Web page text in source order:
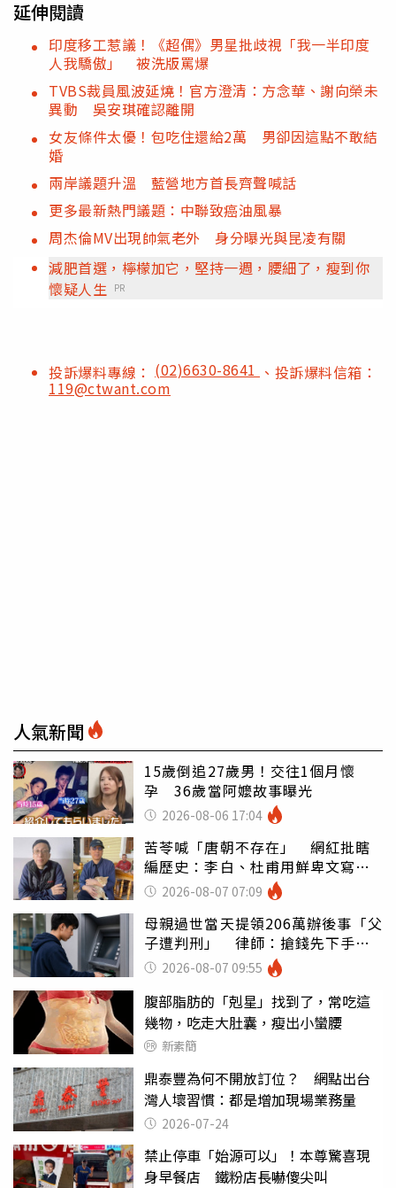
延伸閱讀
印度移工惹議！《超偶》男星批歧視「我一半印度
人我驕傲」 被洗版罵爆
TVBS裁員風波延燒！官方澄清：方念華、謝向榮未
異動 吳安琪確認離開
女友條件太優！包吃住還給2萬 男卻因這點不敢結
婚
兩岸議題升溫 藍營地方首長齊聲喊話
更多最新熱門議題：中聯致癌油風暴
周杰倫MV出現帥氣老外 身分曝光與昆凌有關
減肥首選，檸檬加它，堅持一週，腰細了，瘦到你
懷疑人生 PR
投訴爆料專線： (02)6630-8641 、投訴爆料信箱：
119@ctwant.com
人氣新聞
15歲倒追27歲男！交往1個月懷
孕 36歲當阿嬤故事曝光
2026-08-06 17:04
苦苓喊「唐朝不存在」 網紅批瞎
編歷史：李白、杜甫用鮮卑文寫
詩？2026-08-07 07:09
母親過世當天提領206萬辦後事「父
子遭判刑」 律師：搶錢先下手是
罪 2026-08-07 09:55
腹部脂肪的「剋星」找到了，常吃這
幾物，吃走大肚囊，瘦出小蠻腰
新素簡
鼎泰豐為何不開放訂位？ 網點出台
灣人壞習慣：都是增加現場業務量
2026-07-24
禁止停車「始源可以」！本尊驚喜現
身早餐店 鐵粉店長嚇傻尖叫